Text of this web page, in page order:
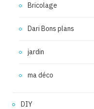
Bricolage
Dari Bons plans
jardin
ma déco
DIY